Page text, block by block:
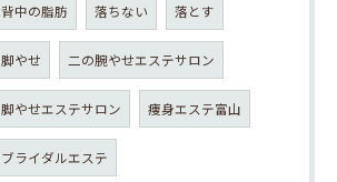
背中の脂肪 落ちない 落とす
脚やせ 二の腕やせエステサロン
脚やせエステサロン 痩身エステ富山
ブライダルエステ